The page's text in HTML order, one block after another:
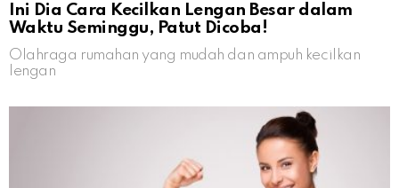
Ini Dia Cara Kecilkan Lengan Besar dalam
Waktu Seminggu, Patut Dicoba!
Olahraga rumahan yang mudah dan ampuh kecilkan
lengan